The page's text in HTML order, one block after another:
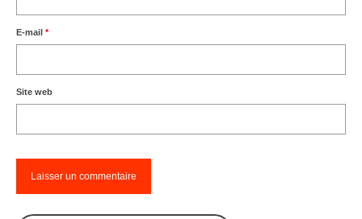
E-mail *
Site web